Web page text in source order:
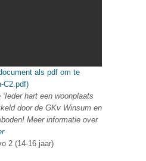
als pdf om te
C2.pdf)
hart een woonplaats
door de GKv Winsum en
Meer informatie over
2 (14-16 jaar)